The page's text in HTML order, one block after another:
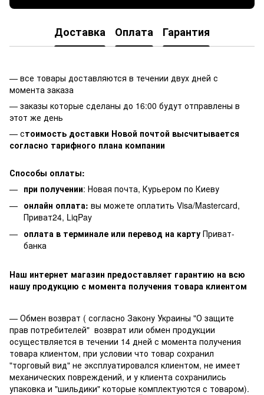
Доставка Оплата Гарантия
— все товары доставляются в течении двух дней с
момента заказа
— заказы которые сделаны до 16:00 будут отправлены в
этот же день
— стоимость доставки Новой почтой высчитывается
согласно тарифного плана компании
Способы оплаты:
при получении: Новая почта, Курьером по Киеву
онлайн оплата: вы можете оплатить Visa/Mastercard,
Приват24, LiqPay
оплата в терминале или перевод на карту Приват-
банка
Наш интернет магазин предоставляет гарантию на всю
нашу продукцию с момента получения товара клиентом
— Обмен возврат ( согласно Закону Украины "О защите
прав потребителей" возврат или обмен продукции
осуществляется в течении 14 дней с момента получения
товара клиентом, при условии что товар сохранил
"торговый вид" не эксплуатировался клиентом, не имеет
механических повреждений, и у клиента сохранились
упаковка и "шильдики" которые комплектуются с товаром).